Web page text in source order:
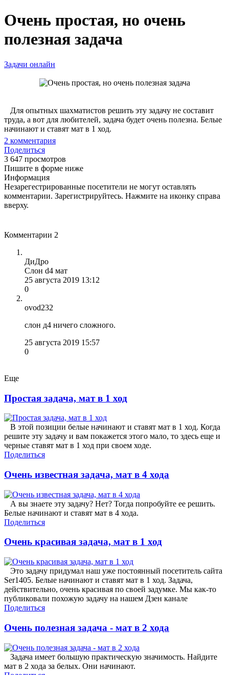
Очень простая, но очень
полезная задача
Задачи онлайн
Для опытных шахматистов решить эту задачу не составит
труда, а вот для любителей, задача будет очень полезна. Белые
начинают и ставят мат в 1 ход.
2 комментария
Поделиться
3 647 просмотров
Пишите в форме ниже
Информация
Незарегестрированные посетители не могут оставлять
комментарии. Зарегистрируйтесь. Нажмите на иконку справа
вверху.
Комментарии 2
ДиДро
Слон d4 мат
25 августа 2019 13:12
0
ovod232
слон д4 ничего сложного.
25 августа 2019 15:57
0
Еще
Простая задача, мат в 1 ход
В этой позиции белые начинают и ставят мат в 1 ход. Когда
решите эту задачу и вам покажется этого мало, то здесь еще и
черные ставят мат в 1 ход при своем ходе.
Поделиться
Очень известная задача, мат в 4 хода
А вы знаете эту задачу? Нет? Тогда попробуйте ее решить.
Белые начинают и ставят мат в 4 хода.
Поделиться
Очень красивая задача, мат в 1 ход
Это задачу придумал наш уже постоянный посетитель сайта
Ser1405. Белые начинают и ставят мат в 1 ход. Задача,
действительно, очень красивая по своей задумке. Мы как-то
публиковали похожую задачу на нашем Дзен канале
Поделиться
Очень полезная задача - мат в 2 хода
Задача имеет большую практическую значимость. Найдите
мат в 2 хода за белых. Они начинают.